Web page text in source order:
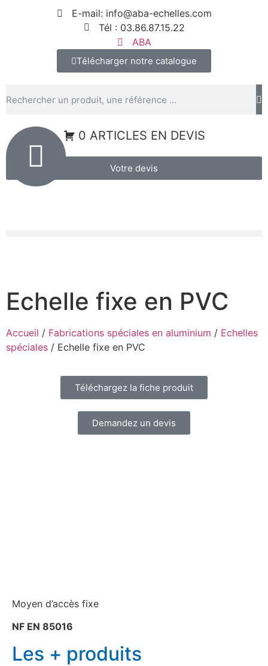
Panneau de gestion des cookiesE-mail: info@aba-echelles.com
Tél : 03.86.87.15.22
ABA
Télécharger notre catalogue
0 ARTICLES EN DEVIS
Votre devis
Echelle fixe en PVC
Accueil / Fabrications spéciales en aluminium / Echelles
spéciales / Echelle fixe en PVC
Téléchargez la fiche produit
Demandez un devis
Moyen d’accès fixe
NF EN 85016
Les + produits